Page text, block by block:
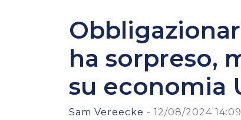
ha sorpreso,
su economia
Sam Vereecke - 12/08/2024